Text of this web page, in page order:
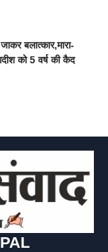
बलात्कार,मारा-
को 5 वर्ष की कैद